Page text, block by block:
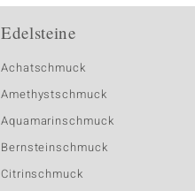
Edelsteine
Achatschmuck
Amethystschmuck
Aquamarinschmuck
Bernsteinschmuck
Citrinschmuck